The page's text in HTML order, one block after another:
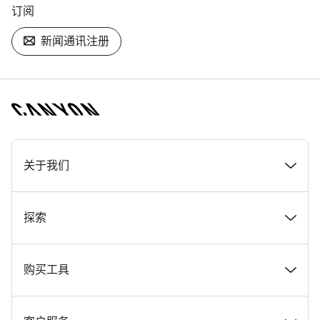
订阅
新闻通讯注册
[footer.linksList.title]
关于我们
奖项
在 Canyon 工作
探索
新闻和故事
购买工具